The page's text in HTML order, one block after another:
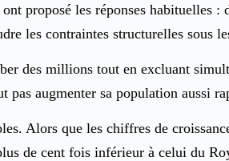
proposé les réponses habituelles :
les contraintes structurelles sous
des millions tout en excluant
pas augmenter sa population aussi
Alors que les chiffres de
de cent fois inférieur à celui du